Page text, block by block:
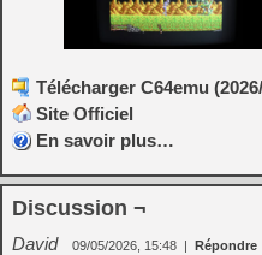
Télécharger C64emu
Site Officiel
En savoir plus…
Discussion ¬
David 09/05/2026, 15:48 | Répondre